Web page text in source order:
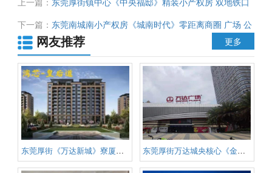
1：1停车位 步行街 厚街地标 万达广场零距离 总价13.8万起
下一篇： 东莞南城南小产权房《城南时代》零距离商圈 广场 公
园 楼下停车位充足 精装均价5800元/平 首付3成起 分期3-8年
网友推荐 更多
东莞厚街《万达新城》寮厦地铁口 东莞厚街万达城央核心《金海豪庭